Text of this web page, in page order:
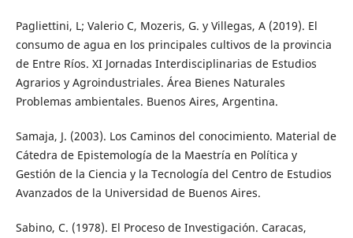
Pagliettini, L; Valerio C, Mozeris, G. y Villegas, A (2019). El
consumo de agua en los principales cultivos de la provincia
de Entre Ríos. XI Jornadas Interdisciplinarias de Estudios
Agrarios y Agroindustriales. Área Bienes Naturales
Problemas ambientales. Buenos Aires, Argentina.
Samaja, J. (2003). Los Caminos del conocimiento. Material de
Cátedra de Epistemología de la Maestría en Política y
Gestión de la Ciencia y la Tecnología del Centro de Estudios
Avanzados de la Universidad de Buenos Aires.
Sabino, C. (1978). El Proceso de Investigación. Caracas,